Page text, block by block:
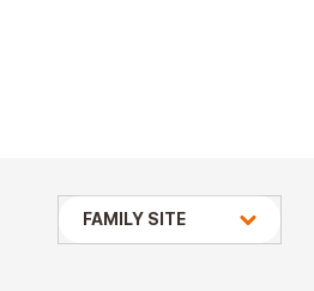
상미당 HOLDINGS
FAMILY SITE